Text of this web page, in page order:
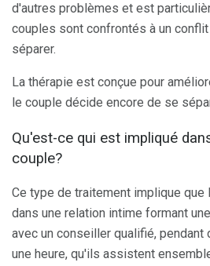
d'autres problèmes et est
couples sont confrontés à un
séparer.
La thérapie est conçue pour
le couple décide encore de se
Qu'est-ce qui est impliqué
couple?
Ce type de traitement implique que
dans une relation intime formant une
avec un conseiller qualifié, pendant
une heure, qu'ils assistent